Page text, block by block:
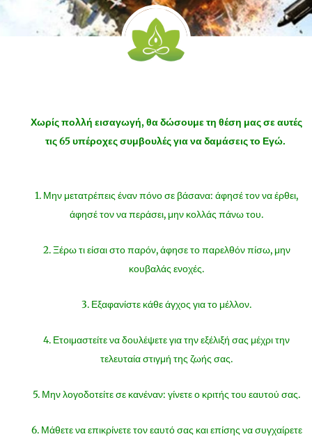
Χωρίς πολλή εισαγωγή, θα δώσουμε τη θέση μας σε αυτές
τις 65 υπέροχες συμβουλές για να δαμάσεις το Εγώ.
1. Μην μετατρέπεις έναν πόνο σε βάσανα: άφησέ τον να έρθει,
άφησέ τον να περάσει, μην κολλάς πάνω του.
2. Ξέρω τι είσαι στο παρόν, άφησε το παρελθόν πίσω, μην
κουβαλάς ενοχές.
3. Εξαφανίστε κάθε άγχος για το μέλλον.
4. Ετοιμαστείτε να δουλέψετε για την εξέλιξή σας μέχρι την
τελευταία στιγμή της ζωής σας.
5. Μην λογοδοτείτε σε κανέναν: γίνετε ο κριτής του εαυτού σας.
6. Μάθετε να επικρίνετε τον εαυτό σας και επίσης να συγχαίρετε